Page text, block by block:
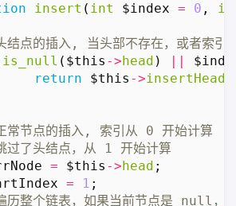
insert ( int $index = 0 ,
is_null ( $this ->head ) ||
return
$this ->insertHead
= $this ->head ;
= 1 ;